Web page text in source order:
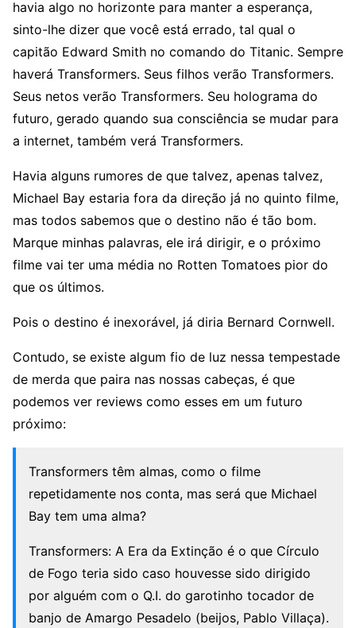
havia algo no horizonte para manter a esperança,
sinto-lhe dizer que você está errado, tal qual o
capitão Edward Smith no comando do Titanic. Sempre
haverá Transformers. Seus filhos verão Transformers.
Seus netos verão Transformers. Seu holograma do
futuro, gerado quando sua consciência se mudar para
a internet, também verá Transformers.
Havia alguns rumores de que talvez, apenas talvez,
Michael Bay estaria fora da direção já no quinto filme,
mas todos sabemos que o destino não é tão bom.
Marque minhas palavras, ele irá dirigir, e o próximo
filme vai ter uma média no Rotten Tomatoes pior do
que os últimos.
Pois o destino é inexorável, já diria Bernard Cornwell.
Contudo, se existe algum fio de luz nessa tempestade
de merda que paira nas nossas cabeças, é que
podemos ver reviews como esses em um futuro
próximo:
Transformers têm almas, como o filme
repetidamente nos conta, mas será que Michael
Bay tem uma alma?
Transformers: A Era da Extinção é o que Círculo
de Fogo teria sido caso houvesse sido dirigido
por alguém com o Q.I. do garotinho tocador de
banjo de Amargo Pesadelo (beijos, Pablo Villaça).